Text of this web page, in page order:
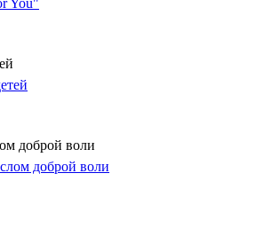
доброй воли